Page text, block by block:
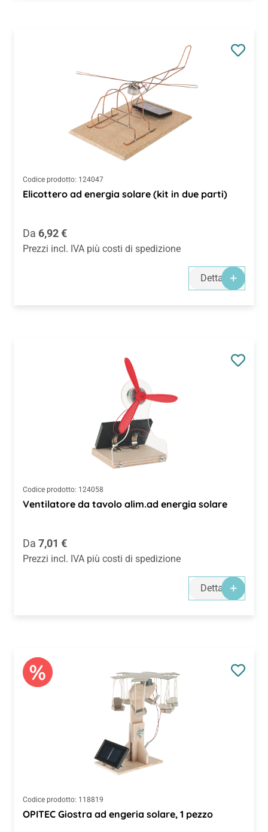
Codice prodotto: 124047
Elicottero ad energia solare (kit in due parti)
Prezzo normale:
Da 6,92 €
Prezzi incl. IVA più costi di spedizione
Dettagli
Codice prodotto: 124058
Ventilatore da tavolo alim.ad energia solare
Prezzo normale:
Da 7,01 €
Prezzi incl. IVA più costi di spedizione
Dettagli
Codice prodotto: 118819
OPITEC Giostra ad engeria solare, 1 pezzo